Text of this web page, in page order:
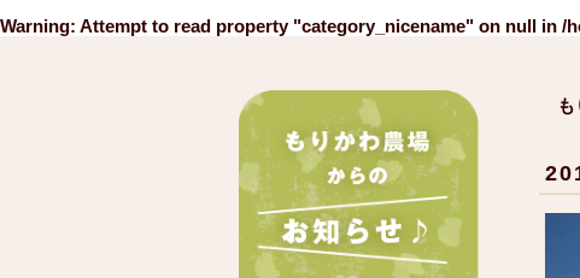
Warning: Attempt to read property "category_nicename" on null in /